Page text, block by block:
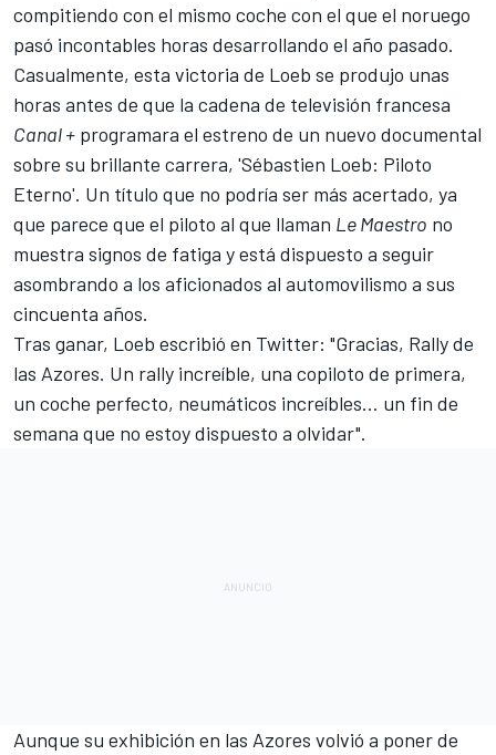
compitiendo con el mismo coche con el que el noruego
pasó incontables horas desarrollando el año pasado.
Casualmente, esta victoria de Loeb se produjo unas
horas antes de que la cadena de televisión francesa
Canal + programara el estreno de un nuevo documental
sobre su brillante carrera, 'Sébastien Loeb: Piloto
Eterno'. Un título que no podría ser más acertado, ya
que parece que el piloto al que llaman Le Maestro no
muestra signos de fatiga y está dispuesto a seguir
asombrando a los aficionados al automovilismo a sus
cincuenta años.
Tras ganar, Loeb escribió en Twitter: "Gracias, Rally de
las Azores. Un rally increíble, una copiloto de primera,
un coche perfecto, neumáticos increíbles... un fin de
semana que no estoy dispuesto a olvidar".
Aunque su exhibición en las Azores volvió a poner de